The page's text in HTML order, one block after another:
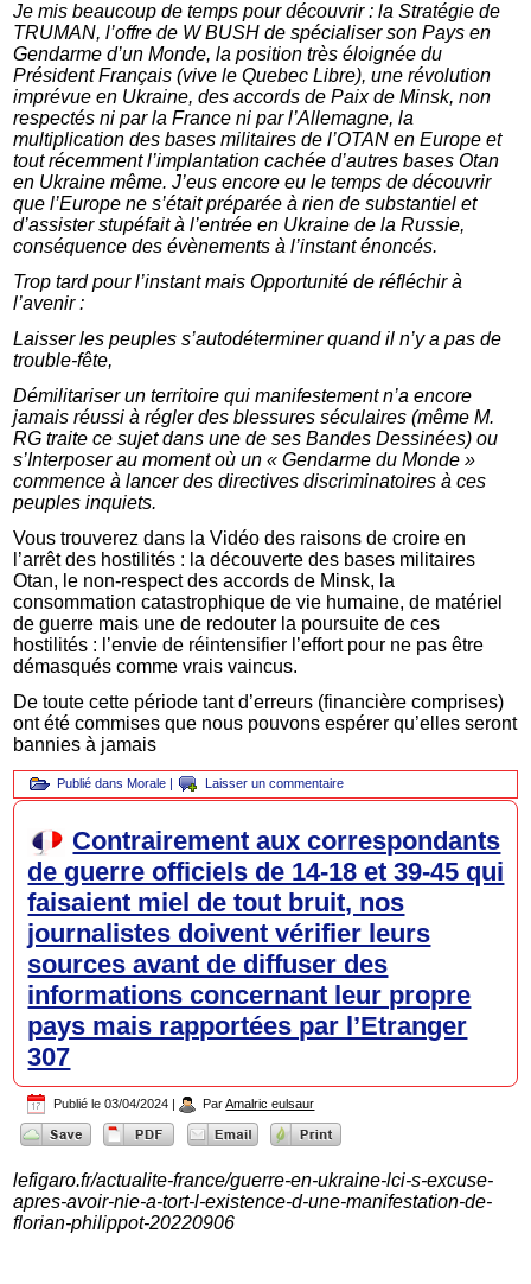
Je mis beaucoup de temps pour découvrir : la Stratégie de
TRUMAN, l’offre de W BUSH de spécialiser son Pays en
Gendarme d’un Monde, la position très éloignée du
Président Français (vive le Quebec Libre), une révolution
imprévue en Ukraine, des accords de Paix de Minsk, non
respectés ni par la France ni par l’Allemagne, la
multiplication des bases militaires de l’OTAN en Europe et
tout récemment l’implantation cachée d’autres bases Otan
en Ukraine même. J’eus encore eu le temps de découvrir
que l’Europe ne s’était préparée à rien de substantiel et
d’assister stupéfait à l’entrée en Ukraine de la Russie,
conséquence des évènements à l’instant énoncés.
Trop tard pour l’instant mais Opportunité de réfléchir à
l’avenir :
Laisser les peuples s’autodéterminer quand il n’y a pas de
trouble-fête,
Démilitariser un territoire qui manifestement n’a encore
jamais réussi à régler des blessures séculaires (même M.
RG traite ce sujet dans une de ses Bandes Dessinées) ou
s’Interposer au moment où un « Gendarme du Monde »
commence à lancer des directives discriminatoires à ces
peuples inquiets.
Vous trouverez dans la Vidéo des raisons de croire en
l’arrêt des hostilités : la découverte des bases militaires
Otan, le non-respect des accords de Minsk, la
consommation catastrophique de vie humaine, de matériel
de guerre mais une de redouter la poursuite de ces
hostilités : l’envie de réintensifier l’effort pour ne pas être
démasqués comme vrais vaincus.
De toute cette période tant d’erreurs (financière comprises)
ont été commises que nous pouvons espérer qu’elles seront
bannies à jamais
Publié dans Morale | Laisser un commentaire
Contrairement aux correspondants
de guerre officiels de 14-18 et 39-45 qui
faisaient miel de tout bruit, nos
journalistes doivent vérifier leurs
sources avant de diffuser des
informations concernant leur propre
pays mais rapportées par l’Etranger
307
Publié le 03/04/2024 | Par Amalric eulsaur
lefigaro.fr/actualite-france/guerre-en-ukraine-lci-s-excuse-
apres-avoir-nie-a-tort-l-existence-d-une-manifestation-de-
florian-philippot-20220906